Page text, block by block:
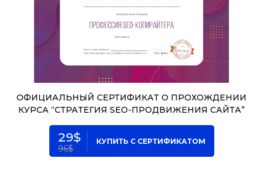
ОФИЦИАЛЬНЫЙ СЕРТИФИКАТ О ПРОХОЖДЕНИИ
КУРСА “СТРАТЕГИЯ SEO-ПРОДВИЖЕНИЯ САЙТА”
29$
96$
КУПИТЬ С СЕРТИФИКАТОМ